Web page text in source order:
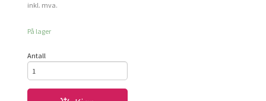
inkl. mva.
På lager
Antall